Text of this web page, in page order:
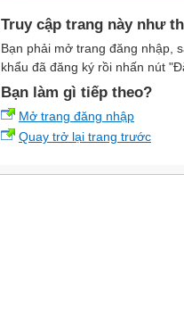
Truy cập trang này như
Bạn phải mở trang đăng nhập,
khẩu đã đăng ký rồi nhấn nút
Bạn làm gì tiếp theo?
Mở trang đăng nhập
Quay trở lại trang trước